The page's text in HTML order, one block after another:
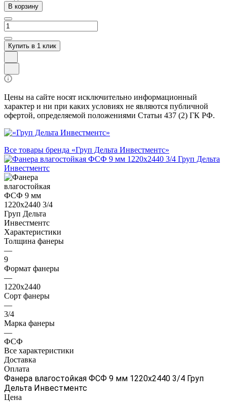
В корзину
Купить в 1 клик
Цены на сайте носят исключительно информационный
характер и ни при каких условиях не являются публичной
офертой, определяемой положениями Статьи 437 (2) ГК РФ.
Все товары бренда «Груп Дельта Инвестментс»
Характеристики
Толщина фанеры
—
9
Формат фанеры
—
1220х2440
Сорт фанеры
—
3/4
Марка фанеры
—
ФСФ
Все характеристики
Доставка
Оплата
Фанера влагостойкая ФСФ 9 мм 1220х2440 3/4 Груп
Дельта Инвестментс
Цена